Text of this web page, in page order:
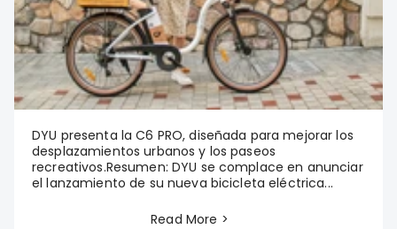
DYU presenta la C6 PRO, diseñada para mejorar los
desplazamientos urbanos y los paseos
recreativos.Resumen: DYU se complace en anunciar
el lanzamiento de su nueva bicicleta eléctrica...
Read More >